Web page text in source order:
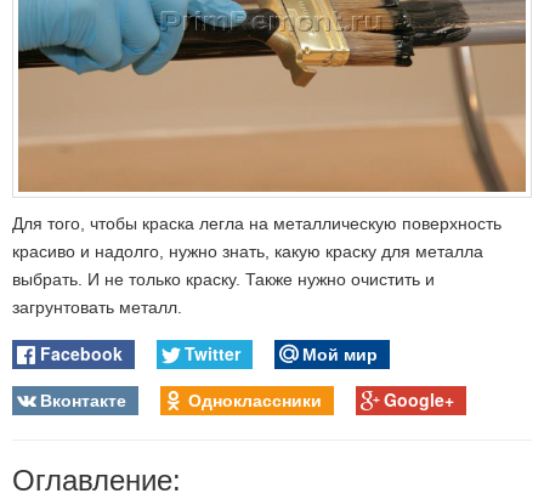
Для того, чтобы краска легла на металлическую поверхность
красиво и надолго, нужно знать, какую краску для металла
выбрать. И не только краску. Также нужно очистить и
загрунтовать металл.
Facebook Twitter
Мой мир
Вконтакте
Одноклассники Google+
Оглавление: